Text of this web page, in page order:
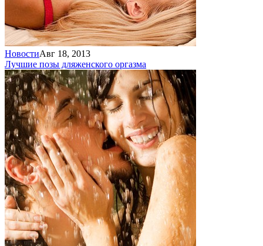
НовостиАвг 18, 2013
Лучшие позы дляженского оргазма